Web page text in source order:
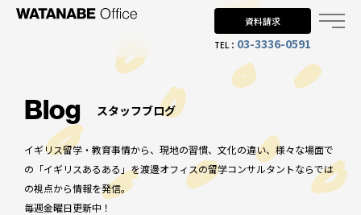
資料請求
TEL： 03-3336-0591
Why UK?
なぜイギリス留学？
Why WO?
渡邊オフィスを選ぶ理由
Blog スタッフブログ
イギリス留学・教育事情から、現地の習慣、文化の違い、様々な場面で
の「イギリスあるある」を渡邊オフィスの留学コンサルタントならでは
の視点から情報を発信。
毎週金曜日更新中！